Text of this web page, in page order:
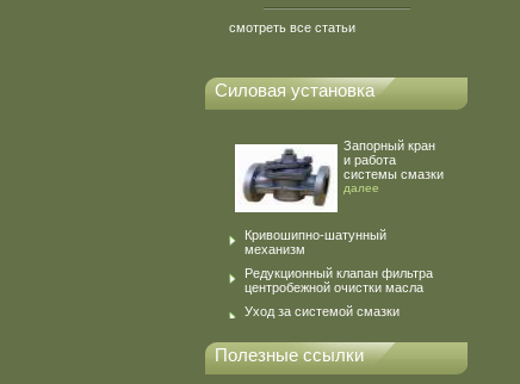
смотреть все статьи
Силовая установка
Запорный кран
и работа
системы смазки
далее
Кривошипно-шатунный
механизм
Редукционный клапан фильтра
центробежной очистки масла
Уход за системой смазки
Полезные ссылки